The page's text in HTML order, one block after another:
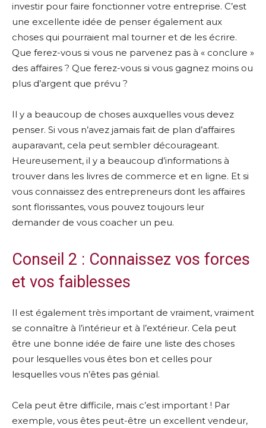
investir pour faire fonctionner votre entreprise. C’est
une excellente idée de penser également aux
choses qui pourraient mal tourner et de les écrire.
Que ferez-vous si vous ne parvenez pas à « conclure »
des affaires ? Que ferez-vous si vous gagnez moins ou
plus d’argent que prévu ?
Il y a beaucoup de choses auxquelles vous devez
penser. Si vous n’avez jamais fait de plan d’affaires
auparavant, cela peut sembler décourageant.
Heureusement, il y a beaucoup d’informations à
trouver dans les livres de commerce et en ligne. Et si
vous connaissez des entrepreneurs dont les affaires
sont florissantes, vous pouvez toujours leur
demander de vous coacher un peu.
Conseil 2 : Connaissez vos forces
et vos faiblesses
Il est également très important de vraiment, vraiment
se connaître à l’intérieur et à l’extérieur. Cela peut
être une bonne idée de faire une liste des choses
pour lesquelles vous êtes bon et celles pour
lesquelles vous n’êtes pas génial.
Cela peut être difficile, mais c’est important ! Par
exemple, vous êtes peut-être un excellent vendeur,